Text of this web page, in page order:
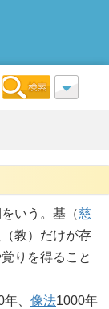
いう。基（慈
教）だけが存
りを得ること
、 像法1000年